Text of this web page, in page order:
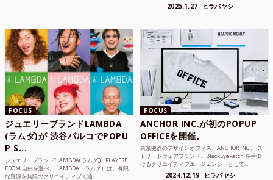
2025.1.27 ヒラバヤシ
FOCUS
ジュエリーブランドLAMBDA
(ラムダ)が 渋谷パルコでPOPU
P S...
ジュエリーブランド“LAMBDA( ラムダ))” “PLAYFRE
EDOM 自由を遊べ。 LAMBDA（ラムダ）は、有限
な資源を無限のクリエイティブで追...
FOCUS
ANCHOR INC.が初のPOPUP
OFFICEを開催。
東京拠点のデザインオフィス、ANCHOR INC.。 ス
トリートウェアブランド、BlackEyePatch を手掛
けるクリエイティブエージェンシーとして...
2024.12.19 ヒラバヤシ